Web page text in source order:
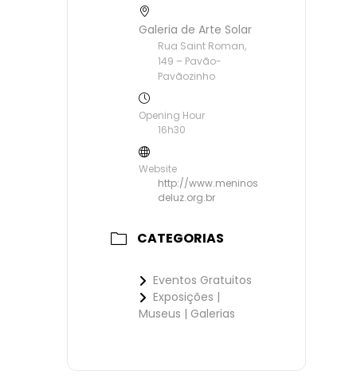
Galeria de Arte Solar
Rua Saint Roman,
149 – Pavão-
Pavãozinho
Opening Hour
16h30
Website
http://www.meninos
deluz.org.br
CATEGORIAS
Eventos Gratuitos
Exposições |
Museus | Galerias